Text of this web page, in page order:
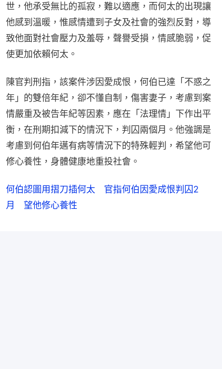
世，他承受無比的孤寂，難以適應，而何太的出現讓
他感到溫暖，惟感情遭到子女及社會的強烈反對，導
致他面對社會壓力及羞辱，聲譽受損，情感脆弱，促
使更加依賴何太。
陳官判刑指，該案件涉因愛成恨，何伯已達「不惑之
年」的雙倍年紀，卻不懂自制，傷害妻子，考慮到案
情嚴重及被告年紀等因素，應在「法理情」下作出平
衡，在刑期扣減下的情況下，判囚兩個月。他強調是
考慮到何伯年邁有病等情況下的特殊輕判，希望他可
修心養性，身體健康地重投社會。
何伯認圖用摺刀插何太 官指何伯因愛成恨判囚2
月 望他修心養性